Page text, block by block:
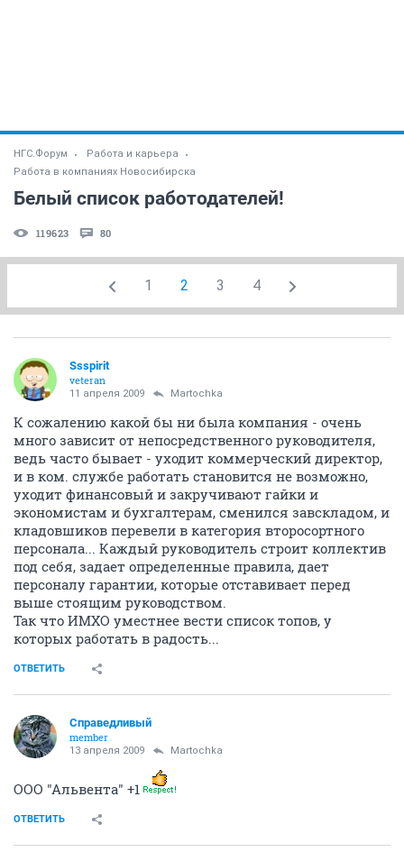
НГС.Форум
Работа и карьера
Работа в компаниях Новосибирска
Белый список работодателей!
119623 80
1 2 3 4
Ssspirit
veteran
11 апреля 2009 Martochka
К сожалению какой бы ни была компания - очень
много зависит от непосредственного руководителя,
ведь часто бывает - уходит коммерческий директор,
и в ком. службе работать становится не возможно,
уходит финансовый и закручивают гайки и
экономистам и бухгалтерам, сменился завскладом, и
кладовшиков перевели в категория второсортного
персонала... Каждый руководитель строит коллектив
под себя, задает определенные правила, дает
персоналу гарантии, которые отставивает перед
выше стоящим руководством.
Так что ИМХО уместнее вести список топов, у
которых работать в радость...
ОТВЕТИТЬ
Справедливый
member
13 апреля 2009 Martochka
ООО "Альвента" +1
ОТВЕТИТЬ